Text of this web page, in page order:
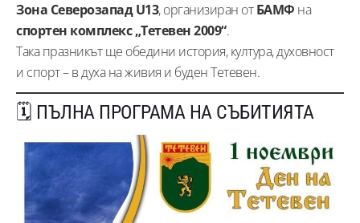
Зона Северозапад U13, организиран отБАМФ на
спортен комплекс „Тетевен 2009“.
Така празникът ще обедини история, култура, духовност
и спорт – в духа на живия и буден Тетевен.
🗓️ ПЪЛНА ПРОГРАМА НА СЪБИТИЯТА